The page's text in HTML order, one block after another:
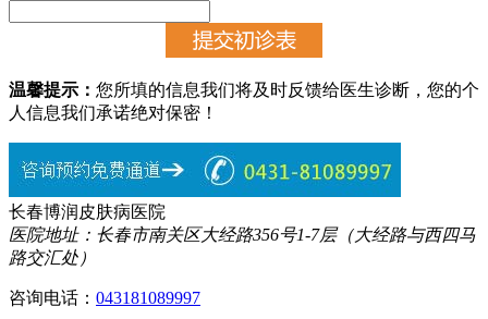
温馨提示： 您所填的信息我们将及时反馈给医生诊断，您的个
人信息我们承诺绝对保密！
长春博润皮肤病医院
医院地址：长春市南关区大经路356号1-7层（大经路与西四马
路交汇处）
咨询电话： 043181089997